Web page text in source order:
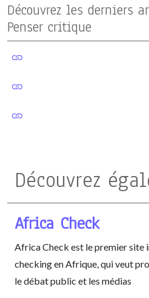
Découvrez les derniers
Penser critique
Découvrez
Africa Check
Africa Check est le premier site
checking en Afrique, qui veut
le débat public et les médias